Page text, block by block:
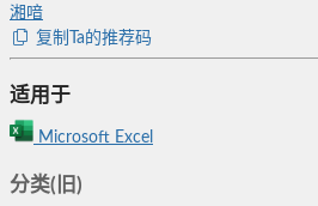
湘喑
复制Ta的推荐码
适用于
Microsoft Excel
分类(旧)